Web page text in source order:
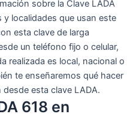
sobre la Clave LADA
localidades que usan este
esta clave de larga
un teléfono fijo o celular,
realizada es local, nacional o
te enseñaremos qué hacer
esta clave LADA.
618 en